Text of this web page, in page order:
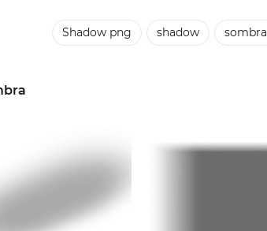
Shadow png shadow sombra